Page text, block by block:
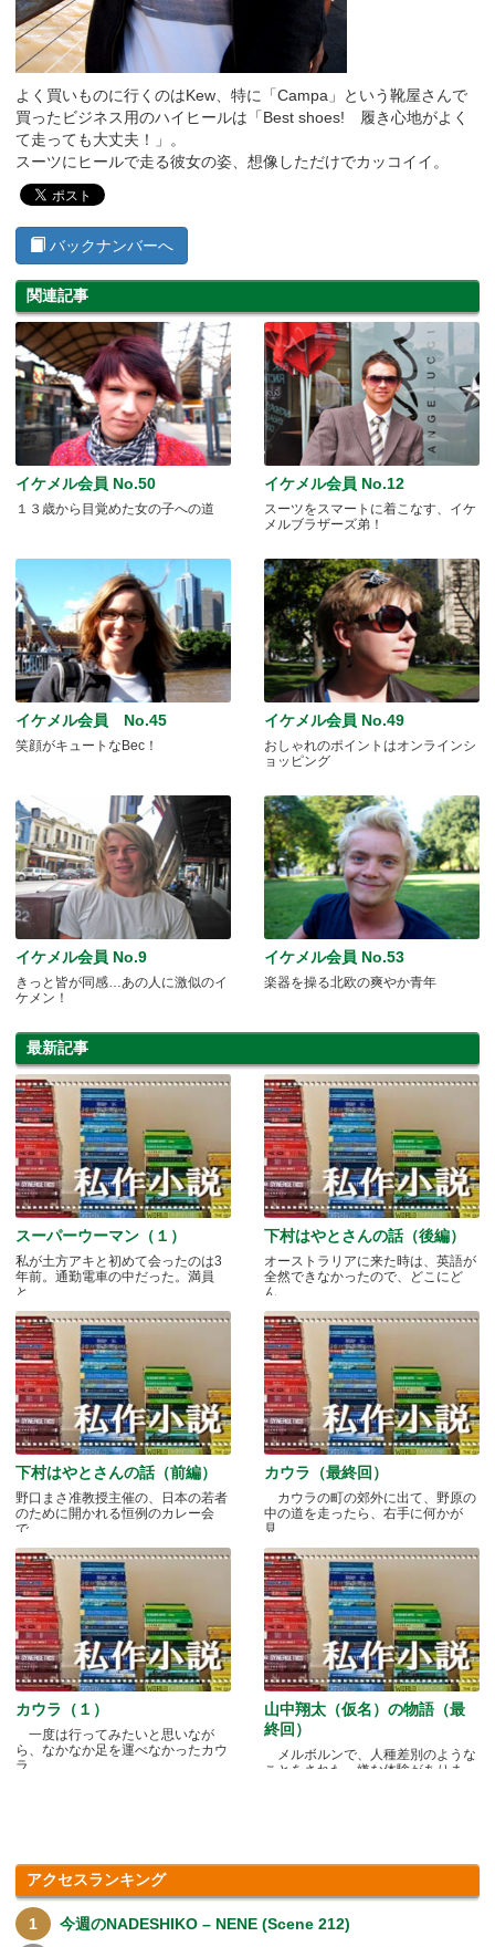
よく買いものに行くのはKew、特に「Campa」という靴屋さんで
買ったビジネス用のハイヒールは「Best shoes! 履き心地がよく
て走っても大丈夫！」。
スーツにヒールで走る彼女の姿、想像しただけでカッコイイ。
バックナンバーへ
関連記事
イケメル会員 No.50
１３歳から目覚めた女の子への道
イケメル会員 No.12
スーツをスマートに着こなす、イケ
メルブラザーズ弟！
イケメル会員 No.45
笑顔がキュートなBec！
イケメル会員 No.49
おしゃれのポイントはオンラインシ
ョッピング
イケメル会員 No.9
きっと皆が同感…あの人に激似のイ
ケメン！
イケメル会員 No.53
楽器を操る北欧の爽やか青年
最新記事
スーパーウーマン（１）
私が土方アキと初めて会ったのは3
年前。通勤電車の中だった。満員
と.....
下村はやとさんの話（後編）
オーストラリアに来た時は、英語が
全然できなかったので、どこにど
ん.....
下村はやとさんの話（前編）
野口まさ准教授主催の、日本の若者
のために開かれる恒例のカレー会
で.....
カウラ（最終回）
カウラの町の郊外に出て、野原の
中の道を走ったら、右手に何かが
見.....
カウラ（１）
一度は行ってみたいと思いなが
ら、なかなか足を運べなかったカウ
ラ.....
山中翔太（仮名）の物語（最
終回）
メルボルンで、人種差別のような
ことをされた、嫌な体験がありま
アクセスランキング
今週のNADESHIKO – NENE (Scene 212)